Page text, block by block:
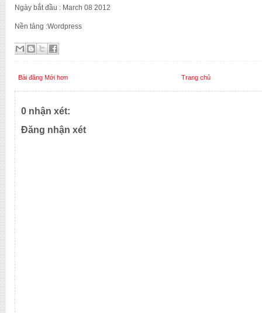
_E_Commerce
EDU
Responsive
Technology
Template
Thuong Hieu Web
Shop Old
Ngày bắt đầu : March 08 2012
Nền tảng :Wordpress
Bài đăng Mới hơn Trang chủ
0 nhận xét:
Đăng nhận xét